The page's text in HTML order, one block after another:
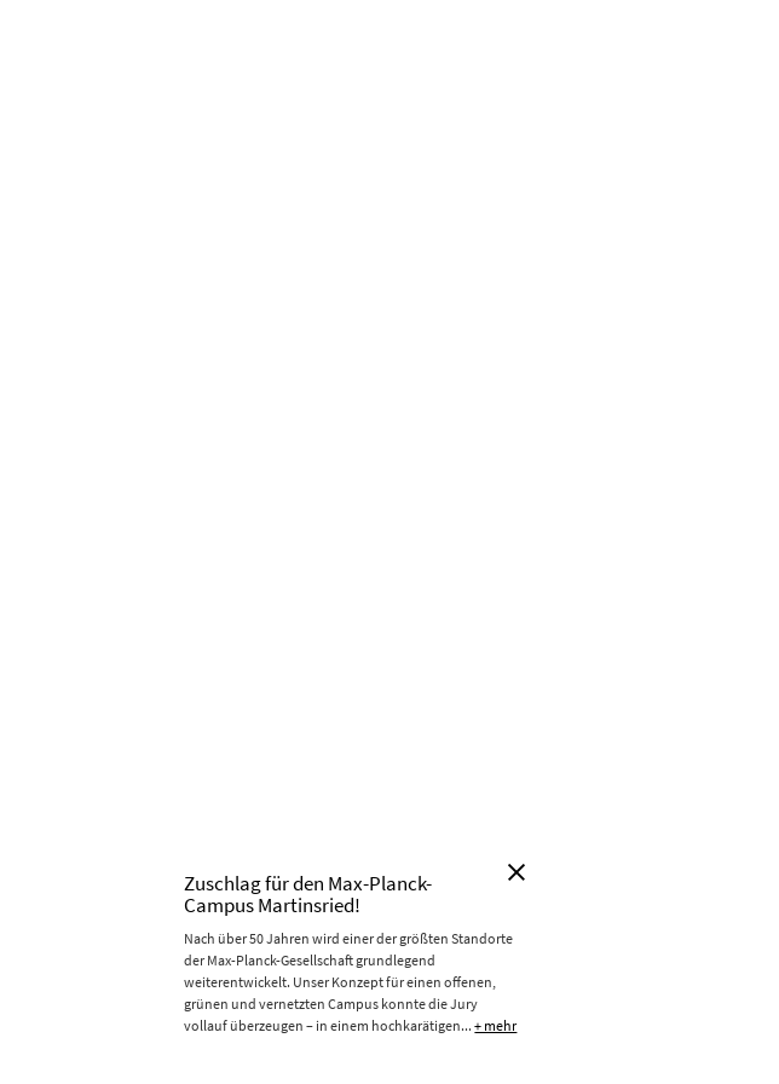
Zuschlag für den Max-Planck-
Campus Martinsried!
Nach über 50 Jahren wird einer der größten Standorte
der Max-Planck-Gesellschaft grundlegend
weiterentwickelt. Unser Konzept für einen offenen,
grünen und vernetzten Campus konnte die Jury
vollauf überzeugen – in einem hochkarätigen...+ mehr